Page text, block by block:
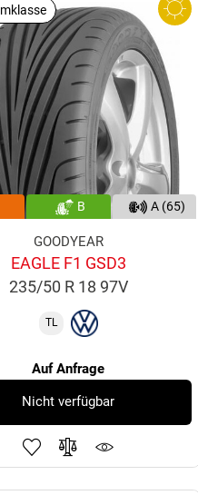
B A (65)
GOODYEAR
EAGLE F1 GSD3
235/50 R 18 97V
TL
Auf Anfrage
Nicht verfügbar